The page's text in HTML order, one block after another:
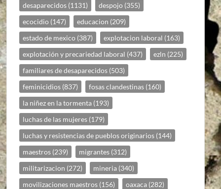
desaparecidos (1131) despojo (355)
ecocidio (147) educacion (209)
estado de mexico (387) explotacion laboral (163)
explotación y precariedad laboral (437) ezln (225)
familiares de desaparecidos (503)
feminicidios (837) fosas clandestinas (160)
la niñez en la tormenta (193)
luchas de las mujeres (179)
luchas y resistencias de pueblos originarios (144)
maestros (239) migrantes (312)
militarizacion (272) mineria (340)
movilizaciones maestros (156) oaxaca (282)